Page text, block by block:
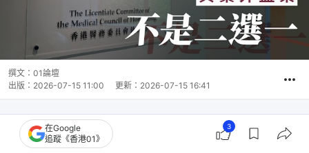
撰文： 01論壇
出版： 2026-07-15 11:00 更新： 2026-07-15 16:41
在Google
追蹤《香港01》
3